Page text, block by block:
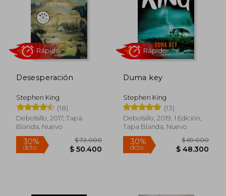
20%
dcto.
$ 57.000
$ 45.600
30%
dcto.
Rápido
Desesperación
Stephen King
(18)
Debolsillo, 2017, Tapa
Blanda, Nuevo
Duma key
Stephen King
(13)
Debolsillo, 2019, 1 Edición,
Tapa Blanda, Nuevo